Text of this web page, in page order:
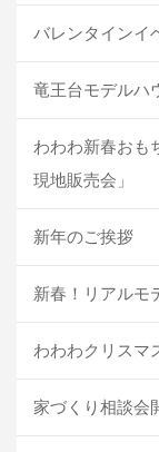
バレンタインイ
竜王台モデルハ
わわわ新春お
現地販売会」
新年のご挨拶
新春！リアルモ
わわわクリスマ
家づくり相談会